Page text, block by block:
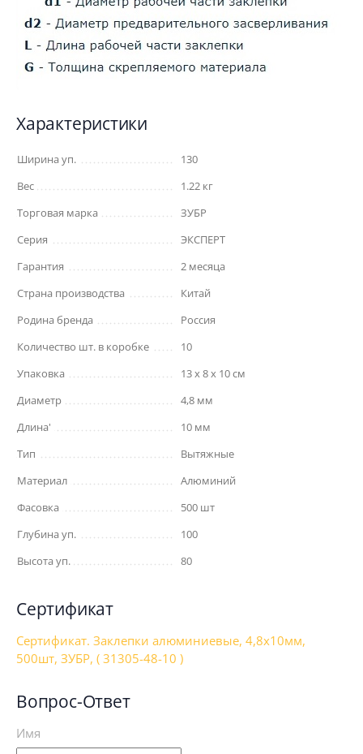
Характеристики
Ширина уп.
130
Вес
1.22 кг
Торговая марка
ЗУБР
Серия
ЭКСПЕРТ
Гарантия
2 месяца
Страна производства
Китай
Родина бренда
Россия
Количество шт. в коробке
10
Упаковка
13 x 8 x 10 см
Диаметр
4,8 мм
Длина'
10 мм
Тип
Вытяжные
Материал
Алюминий
Фасовка
500 шт
Глубина уп.
100
Высота уп.
80
Сертификат
Сертификат. Заклепки алюминиевые, 4,8x10мм,
500шт, ЗУБР, ( 31305-48-10 )
Вопрос-Ответ
Имя